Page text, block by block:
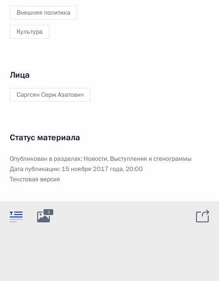
Внешняя политика
Культура
Лица
Саргсян Серж Азатович
Статус материала
Опубликован в разделах: Новости, Выступления и стенограммы
Дата публикации: 15 ноября 2017 года, 20:00
Текстовая версия
3